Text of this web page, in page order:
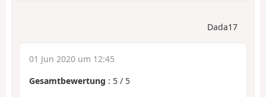
Dada17
01 Jun 2020 um 12:45
Gesamtbewertung : 5 / 5